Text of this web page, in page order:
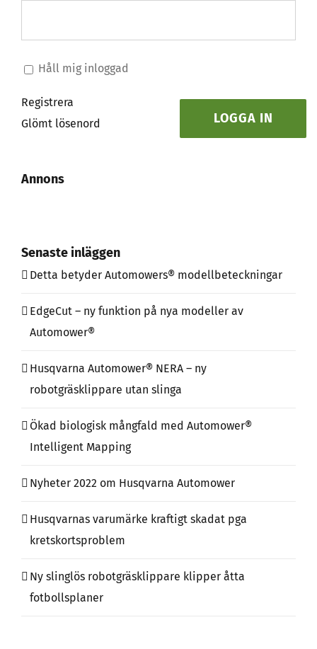
Håll mig inloggad
LOGGA IN
Registrera
Glömt lösenord
Annons
Senaste inläggen
Detta betyder Automowers® modellbeteckningar
EdgeCut – ny funktion på nya modeller av
Automower®
Husqvarna Automower® NERA – ny
robotgräsklippare utan slinga
Ökad biologisk mångfald med Automower®
Intelligent Mapping
Nyheter 2022 om Husqvarna Automower
Husqvarnas varumärke kraftigt skadat pga
kretskortsproblem
Ny slinglös robotgräsklippare klipper åtta
fotbollsplaner